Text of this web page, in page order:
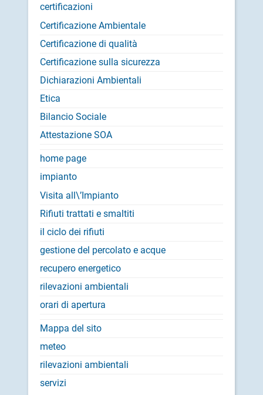
certificazioni
Certificazione Ambientale
Certificazione di qualità
Certificazione sulla sicurezza
Dichiarazioni Ambientali
Etica
Bilancio Sociale
Attestazione SOA
home page
impianto
Visita all\’Impianto
Rifiuti trattati e smaltiti
il ciclo dei rifiuti
gestione del percolato e acque
recupero energetico
rilevazioni ambientali
orari di apertura
Mappa del sito
meteo
rilevazioni ambientali
servizi